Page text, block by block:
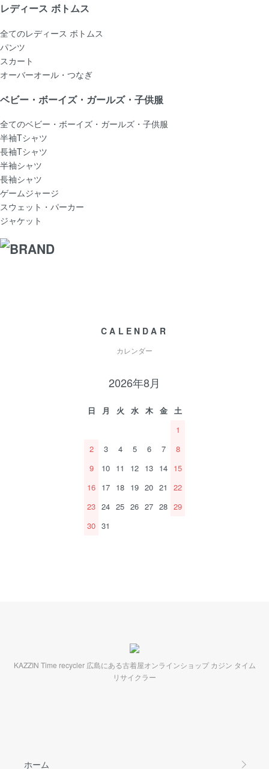
レディース ボトムス
全てのレディース ボトムス
パンツ
スカート
オーバーオール・つなぎ
ベビー・ボーイズ・ガールズ・子供服
全てのベビー・ボーイズ・ガールズ・子供服
半袖Tシャツ
長袖Tシャツ
半袖シャツ
長袖シャツ
ゲームジャージ
スウェット・パーカー
ジャケット
CALENDAR
カレンダー
2026年8月
日 月 火 水 木 金
土
1
2
3 4 5 6 7
8
9
10 11 12 13 14 15
16 17 18 19 20 21
22
23 24 25 26 27 28 29
30 31
KAZZIN Time recycler 広島にある古着屋オンラインショップ カジン タイム
リサイクラー
ホーム